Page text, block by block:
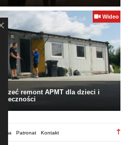
Wideo
remont APMT dla dzieci i
Patronat Kontakt